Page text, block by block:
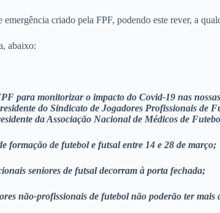
criado pela FPF, podendo este rever, a
abaixo:
para monitorizar o impacto do Covid-19 nas
do Sindicato de Jogadores Profissionais
da Associação Nacional de Médicos de
formação de futebol e futsal entre 14 e 28 de março;
seniores de futsal decorram à porta fechada;
não-profissionais de futebol não poderão ter